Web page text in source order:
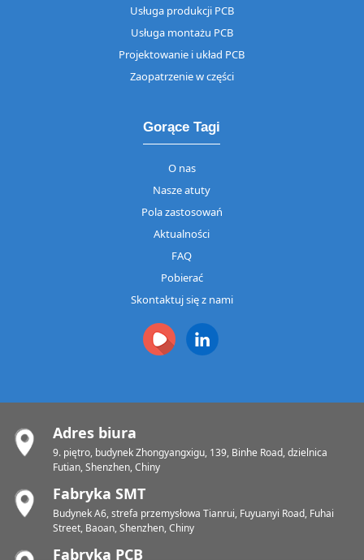
Usługa produkcji PCB
Usługa montażu PCB
Projektowanie i układ PCB
Zaopatrzenie w części
Gorące Tagi
O nas
Nasze atuty
Pola zastosowań
Aktualności
FAQ
Pobierać
Skontaktuj się z nami
Adres biura
9. piętro, budynek Zhongyangxigu, 139, Binhe Road, dzielnica
Futian, Shenzhen, Chiny
Fabryka SMT
Budynek A6, strefa przemysłowa Tianrui, Fuyuanyi Road, Fuhai
Street, Baoan, Shenzhen, Chiny
Fabryka PCB